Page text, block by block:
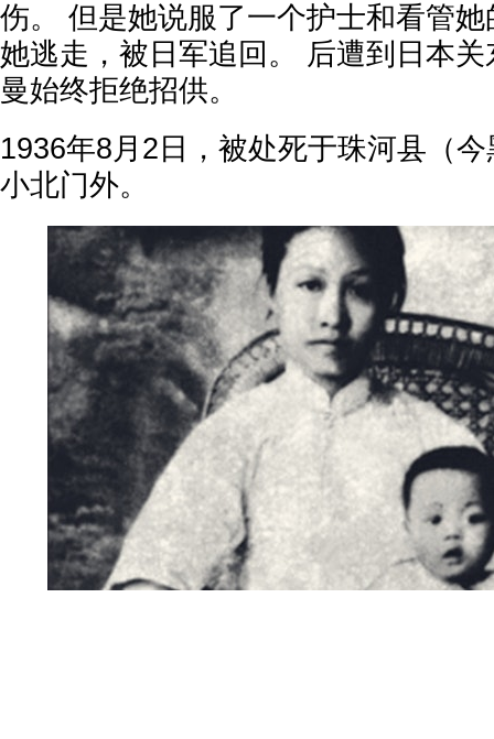
伤。 但是她说服了一个护士和看管
她逃走，被日军追回。 后遭到日本
曼始终拒绝招供。
1936年8月2日，被处死于珠河县（
小北门外。